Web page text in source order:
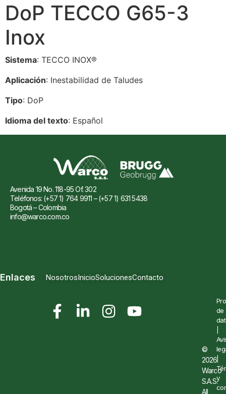
DoP TECCO G65-3
Inox
Sistema: TECCO INOX®
Aplicación: Inestabilidad de Taludes
Tipo: DoP
Idioma del texto: Español
Avenida 19 No. 118-95 Of. 302
Teléfonos: (+57 1) 764 9911 – (+57 1) 631 5438
Bogotá – Colombia
info@warco.com.co
Enlaces NosotrosInicioSolucionesContacto
©
2026
Warco
S.A.S.
All
de
|
y